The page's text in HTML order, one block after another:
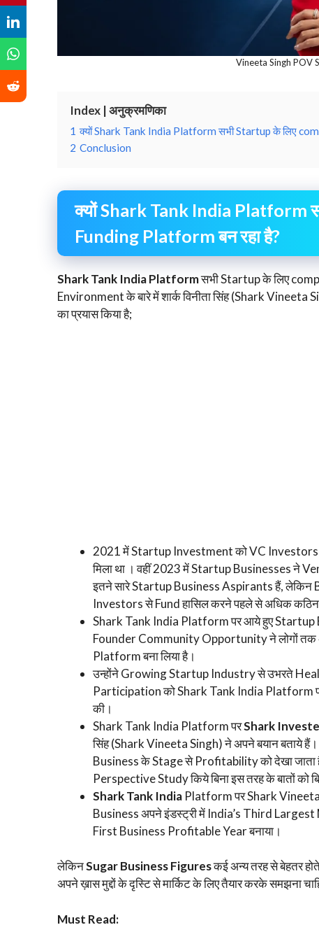
Vineeta Singh POV
Index | अनुक्रमणिका
1 क्यों Shark Tank India Platform सभी Startup के लिए
2 Conclusion
क्यों Shark Tank India Platform
Funding Platform बन रहा है?
Shark Tank India Platformसभी Startup के लिए
Environment के बारे में शार्क विनीता सिंह (Shark Vineeta
का प्रयास किया है;
2021 में Startup Investment को VC Investors
मिला था । वहीं 2023 में Startup Businesses ने
इतने सारे Startup Business Aspirants हैं,
Investors से Fund हासिल करने पहले से अधिक
Shark Tank India Platform पर आये हुए
Founder Community Opportunity ने लोगों तक
Platform बना लिया है।
उन्होंने Growing Startup Industry से उभरते
Participation को Shark Tank India Platform पर
की।
Shark Tank India Platform परShark
सिंह (Shark Vineeta Singh) ने अपने बयान बताये
Business के Stage से Profitability को देखा जाता
Perspective Study किये बिना इस तरह के बातों को
Shark Tank India Platform पर Shark Vineeta
Business अपने इंडस्ट्री में India’s Third
First Business Profitable Year बनाया।
लेकिनSugar Business Figuresकई अन्य तरह से बेहतर
अपने ख़ास मुद्दों के दृस्टि से मार्किट के लिए तैयार करके समझना
Must Read: